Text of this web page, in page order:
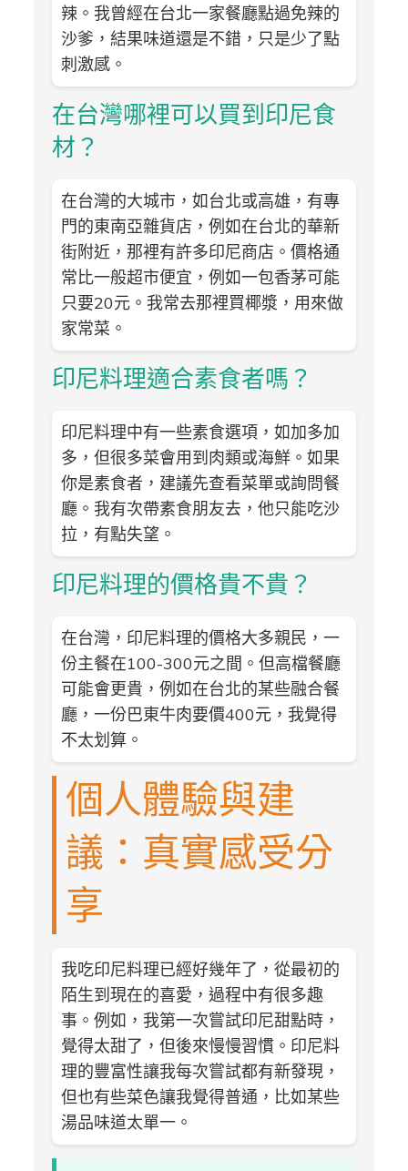
辣。我曾經在台北一家餐廳點過免辣的
沙爹，結果味道還是不錯，只是少了點
刺激感。
在台灣哪裡可以買到印尼食
材？
在台灣的大城市，如台北或高雄，有專
門的東南亞雜貨店，例如在台北的華新
街附近，那裡有許多印尼商店。價格通
常比一般超市便宜，例如一包香茅可能
只要20元。我常去那裡買椰漿，用來做
家常菜。
印尼料理適合素食者嗎？
印尼料理中有一些素食選項，如加多加
多，但很多菜會用到肉類或海鮮。如果
你是素食者，建議先查看菜單或詢問餐
廳。我有次帶素食朋友去，他只能吃沙
拉，有點失望。
印尼料理的價格貴不貴？
在台灣，印尼料理的價格大多親民，一
份主餐在100-300元之間。但高檔餐廳
可能會更貴，例如在台北的某些融合餐
廳，一份巴東牛肉要價400元，我覺得
不太划算。
個人體驗與建
議：真實感受分
享
我吃印尼料理已經好幾年了，從最初的
陌生到現在的喜愛，過程中有很多趣
事。例如，我第一次嘗試印尼甜點時，
覺得太甜了，但後來慢慢習慣。印尼料
理的豐富性讓我每次嘗試都有新發現，
但也有些菜色讓我覺得普通，比如某些
湯品味道太單一。